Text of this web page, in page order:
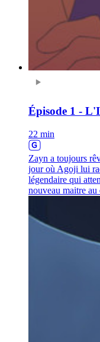
Épisode 1 -
22 min
Zayn a toujours
jour où Agoji lui
légendaire qui
nouveau maitre au